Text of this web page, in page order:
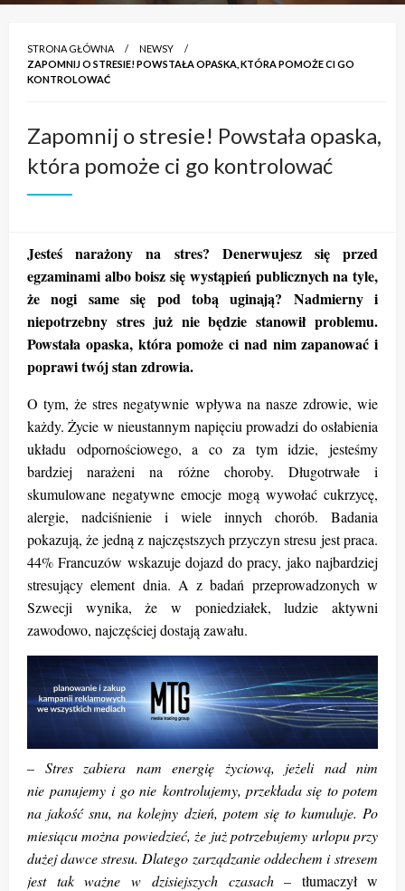
STRONA GŁÓWNA
NEWSY
ZAPOMNIJ O STRESIE! POWSTAŁA OPASKA, KTÓRA POMOŻE CI GO
KONTROLOWAĆ
Zapomnij o stresie! Powstała opaska,
która pomoże ci go kontrolować
Jesteś narażony na stres? Denerwujesz się przed
egzaminami albo boisz się wystąpień publicznych na tyle,
że nogi same się pod tobą uginają? Nadmierny i
niepotrzebny stres już nie będzie stanowił problemu.
Powstała opaska, która pomoże ci nad nim zapanować i
poprawi twój stan zdrowia.
O tym, że stres negatywnie wpływa na nasze zdrowie, wie
każdy. Życie w nieustannym napięciu prowadzi do osłabienia
układu odpornościowego, a co za tym idzie, jesteśmy
bardziej narażeni na różne choroby. Długotrwałe i
skumulowane negatywne emocje mogą wywołać cukrzycę,
alergie, nadciśnienie i wiele innych chorób. Badania
pokazują, że jedną z najczęstszych przyczyn stresu jest praca.
44% Francuzów wskazuje dojazd do pracy, jako najbardziej
stresujący element dnia. A z badań przeprowadzonych w
Szwecji wynika, że w poniedziałek, ludzie aktywni
zawodowo, najczęściej dostają zawału.
– Stres zabiera nam energię życiową, jeżeli nad nim
nie panujemy i go nie kontrolujemy, przekłada się to potem
na jakość snu, na kolejny dzień, potem się to kumuluje. Po
miesiącu można powiedzieć, że już potrzebujemy urlopu przy
dużej dawce stresu. Dlatego zarządzanie oddechem i stresem
jest tak ważne w dzisiejszych czasach – tłumaczył w